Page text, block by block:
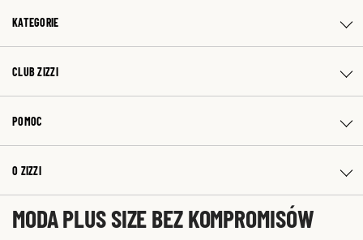
KATEGORIE
CLUB ZIZZI
POMOC
O ZIZZI
MODA PLUS SIZE BEZ KOMPROMISÓW